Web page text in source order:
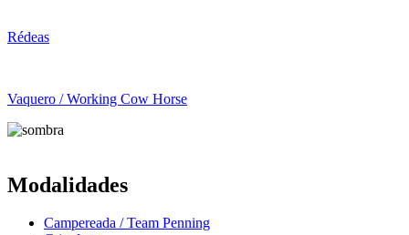
Rédeas
Vaquero / Working Cow Horse
Modalidades
Campereada / Team Penning